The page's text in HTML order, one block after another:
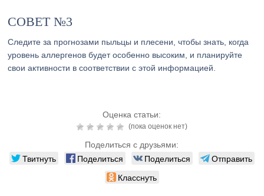
СОВЕТ №3
Следите за прогнозами пыльцы и плесени, чтобы знать, когда
уровень аллергенов будет особенно высоким, и планируйте
свои активности в соответствии с этой информацией.
Оценка статьи:
(пока оценок нет)
Поделиться с друзьями:
Твитнуть Поделиться Поделиться
Отправить
Класснуть